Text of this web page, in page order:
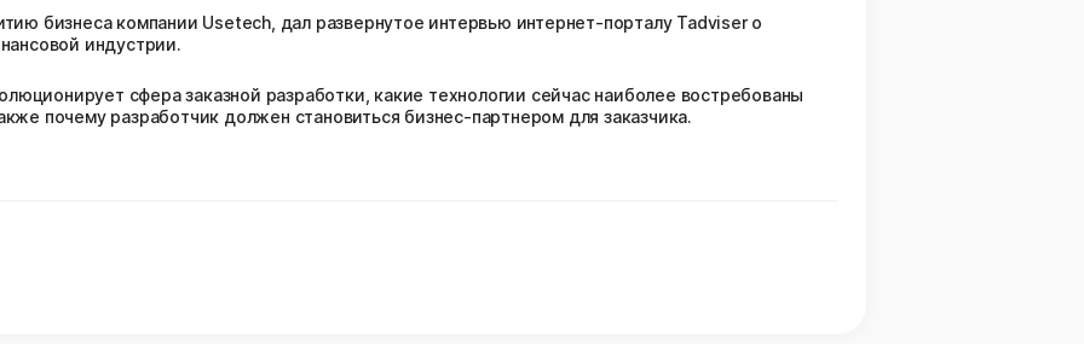
бизнеса компании Usetech, дал развернутое интервью интернет-порталу Tadviser о
индустрии.
сфера заказной разработки, какие технологии сейчас наиболее востребованы
почему разработчик должен становиться бизнес-партнером для заказчика.